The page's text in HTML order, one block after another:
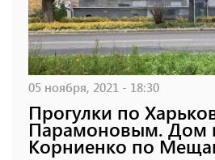
05 ноября, 2021 - 18:30
Прогулки по
Парамоновым. Дом
Корниенко по